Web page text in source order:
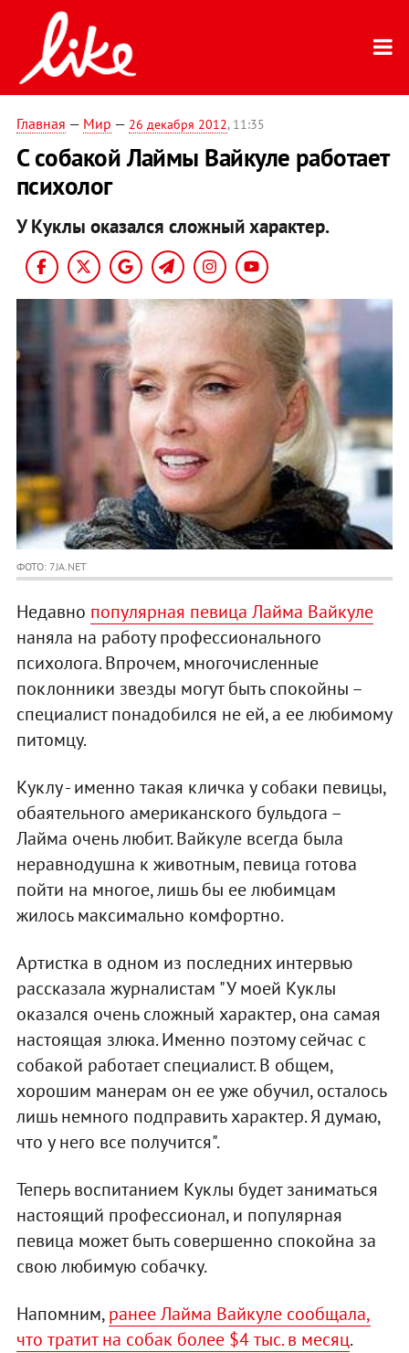
Главная — Мир — 26 декабря 2012, 11:35
С собакой Лаймы Вайкуле работает
психолог
У Куклы оказался сложный характер.
ФОТО: 7JA.NET
Недавно популярная певица Лайма Вайкуле
наняла на работу профессионального
психолога. Впрочем, многочисленные
поклонники звезды могут быть спокойны –
специалист понадобился не ей, а ее любимому
питомцу.
Куклу - именно такая кличка у собаки певицы,
обаятельного американского бульдога –
Лайма очень любит. Вайкуле всегда была
неравнодушна к животным, певица готова
пойти на многое, лишь бы ее любимцам
жилось максимально комфортно.
Артистка в одном из последних интервью
рассказала журналистам "У моей Куклы
оказался очень сложный характер, она самая
настоящая злюка. Именно поэтому сейчас с
собакой работает специалист. В общем,
хорошим манерам он ее уже обучил, осталось
лишь немного подправить характер. Я думаю,
что у него все получится".
Теперь воспитанием Куклы будет заниматься
настоящий профессионал, и популярная
певица может быть совершенно спокойна за
свою любимую собачку.
Напомним,ранее Лайма Вайкуле сообщала,
что тратит на собак более $4 тыс. в месяц.